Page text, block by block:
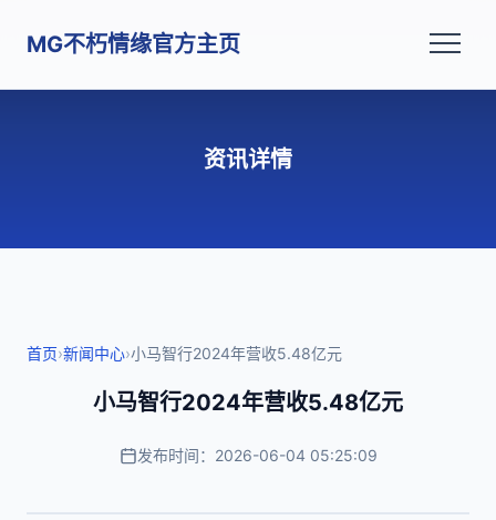
MG不朽情缘官方主页
资讯详情
首页›新闻中心›小马智行2024年营收5.48亿元
小马智行2024年营收5.48亿元
发布时间：2026-06-04 05:25:09